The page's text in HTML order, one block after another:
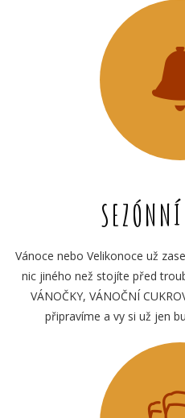
Vánoce nebo Velikonoce už
nic jiného než stojíte před
VÁNOČKY, VÁNOČNÍ
připravíme a vy si už jen